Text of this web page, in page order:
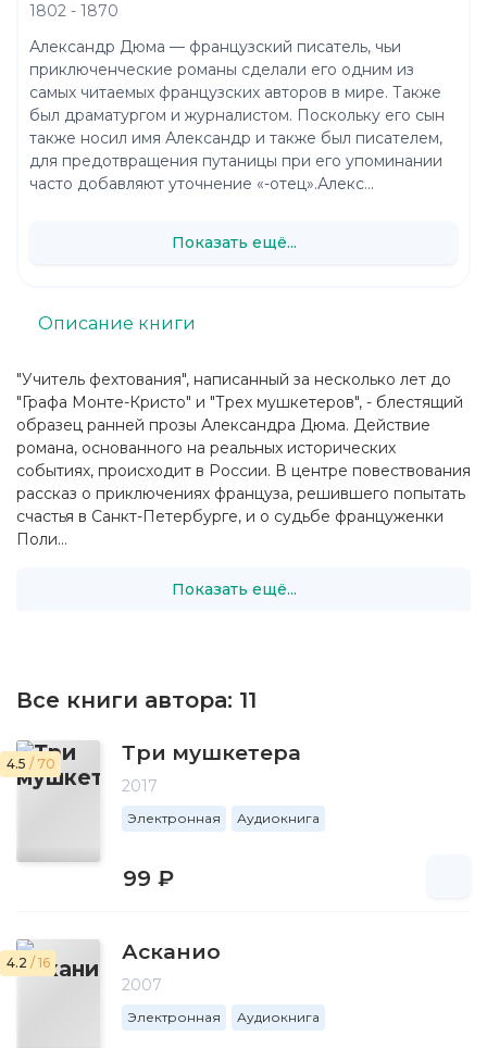
"Учитель фехтования", написанный за несколько лет до
"Графа Монте-Кристо" и "Трех мушкетеров", - блестящий
образец ранней прозы Александра Дюма. Действие
романа, основанного на реальных исторических
событиях, происходит в России. В центре повествования
рассказ о приключениях француза, решившего попытать
счастья в Санкт-Петербурге, и о судьбе француженки
Поли...
Показать ещё...
Описание книги
Все книги автора: 11
4.5 / 70 Три мушкетера
2017
Электронная Аудиокнига
99 ₽
4.2 / 16 Асканио
2007
Электронная Аудиокнига
1802 - 1870
Александр Дюма — французский писатель, чьи
приключенческие романы сделали его одним из
самых читаемых французских авторов в мире. Также
был драматургом и журналистом. Поскольку его сын
также носил имя Александр и также был писателем,
для предотвращения путаницы при его упоминании
часто добавляют уточнение «-отец».Алекс...
Показать ещё...